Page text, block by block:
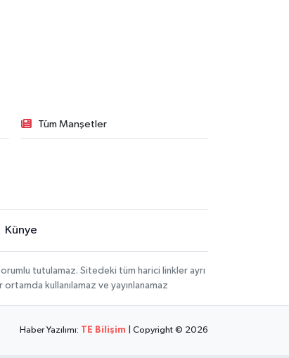
Tüm Manşetler
Künye
tutulamaz. Sitedeki tüm harici linkler ayrı
kullanılamaz ve yayınlanamaz
Haber Yazılımı: TE Bilişim | Copyright © 2026